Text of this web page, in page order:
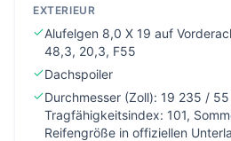
EXTERIEUR
Alufelgen 8,0 X 19 auf
48,3, 20,3, F55
Dachspoiler
Durchmesser (Zoll): 19 235 /
Tragfähigkeitsindex: 101,
Reifengröße in offiziellen